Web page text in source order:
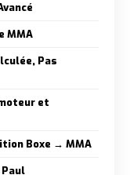
MMA
Pas
et
Boxe → MMA